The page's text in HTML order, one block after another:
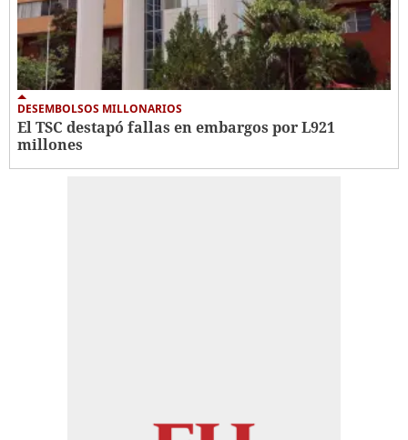
DESEMBOLSOS MILLONARIOS
El TSC destapó fallas en embargos por L921
millones